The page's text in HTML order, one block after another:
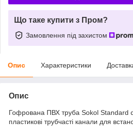
Що таке купити з Пром?
Замовлення під захистом
Опис Характеристики
Опис
Гофрована ПВХ труба Sokol Standard
пластикові трубчасті канали для